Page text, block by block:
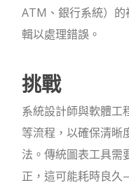
ATM、銀行系統）
輯以處理錯誤。
挑戰
系統設計師與軟體工
等流程，以確保清晰
法。傳統圖表工具需
正，這可能耗時良